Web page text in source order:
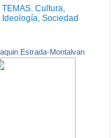
TEMAS. Cultura,
Ideología, Sociedad
Estrada-Montalvan